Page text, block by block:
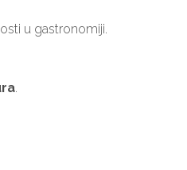
u gastronomiji.
.